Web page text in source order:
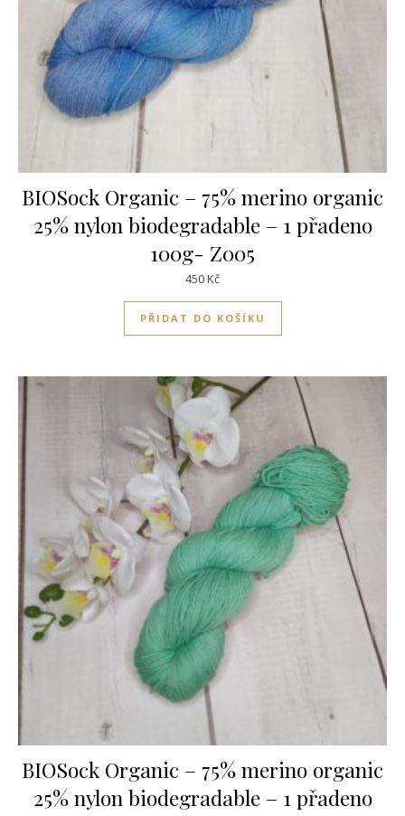
BIOSock Organic – 75% merino organic
25% nylon biodegradable – 1 přadeno
100g- Z005
450Kč
PŘIDAT DO KOŠÍKU
BIOSock Organic – 75% merino organic
25% nylon biodegradable – 1 přadeno